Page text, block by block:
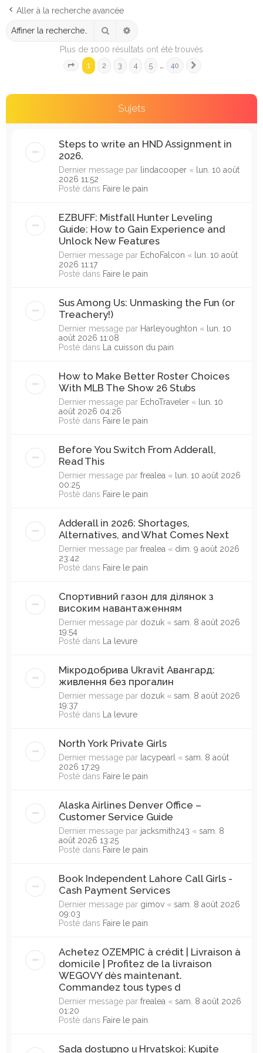
Aller à la recherche avancée
Rechercher
Plus de 1000 résultats ont été trouvés
Page1 sur 40
1 2 3 4 5 40
Sujets
Steps to write an HND Assignment in
2026.
Dernier message par lindacooper « lun. 10 août
2026 11:52
Posté dans Faire le pain
EZBUFF: Mistfall Hunter Leveling
Guide: How to Gain Experience and
Unlock New Features
Dernier message par EchoFalcon « lun. 10 août
2026 11:17
Posté dans Faire le pain
Sus Among Us: Unmasking the Fun (or
Treachery!)
Dernier message par Harleyoughton « lun. 10
août 2026 11:08
Posté dans La cuisson du pain
How to Make Better Roster Choices
With MLB The Show 26 Stubs
Dernier message par EchoTraveler « lun. 10
août 2026 04:26
Posté dans Faire le pain
Before You Switch From Adderall,
Read This
Dernier message par frealea « lun. 10 août 2026
00:25
Posté dans Faire le pain
Adderall in 2026: Shortages,
Alternatives, and What Comes Next
Dernier message par frealea « dim. 9 août 2026
23:42
Posté dans Faire le pain
Спортивний газон для ділянок з
високим навантаженням
Dernier message par dozuk « sam. 8 août 2026
19:54
Posté dans La levure
Мікродобрива Ukravit Авангард:
живлення без прогалин
Dernier message par dozuk « sam. 8 août 2026
19:37
Posté dans La levure
North York Private Girls
Dernier message par lacypearl « sam. 8 août
2026 17:29
Posté dans Faire le pain
Alaska Airlines Denver Office –
Customer Service Guide
Dernier message par jacksmith243 « sam. 8
août 2026 13:25
Posté dans Faire le pain
Book Independent Lahore Call Girls -
Cash Payment Services
Dernier message par gimov « sam. 8 août 2026
09:03
Posté dans Faire le pain
Achetez OZEMPIC à crédit | Livraison à
domicile | Profitez de la livraison
WEGOVY dès maintenant.
Commandez tous types d
Dernier message par frealea « sam. 8 août 2026
01:20
Posté dans Faire le pain
Sada dostupno u Hrvatskoj: Kupite